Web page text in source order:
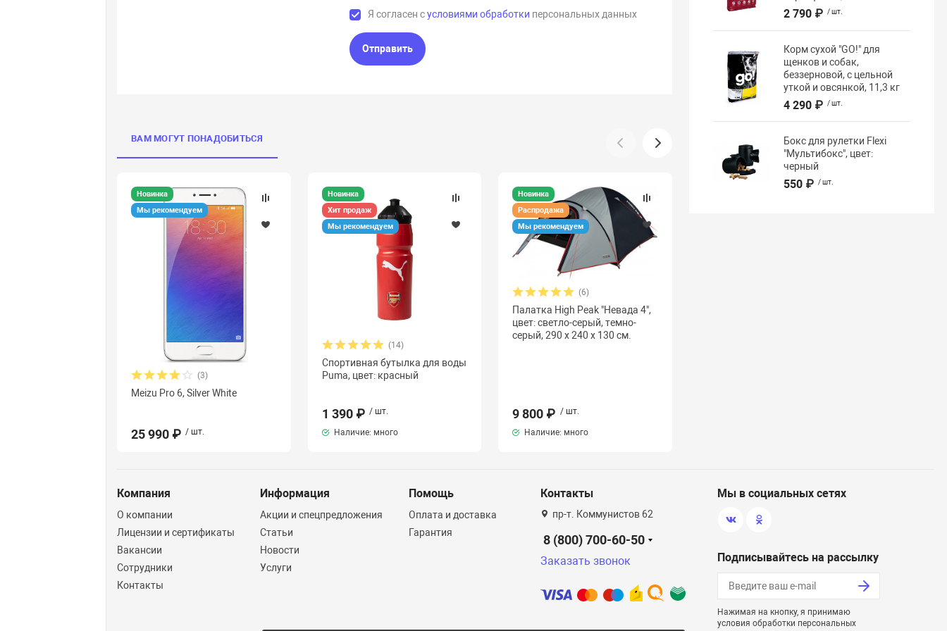
Я согласен сусловиями обработки персональных данных
Отправить
ВАМ МОГУТ ПОНАДОБИТЬСЯ
Новинка
Мы рекомендуем
(3)
Meizu Pro 6, Silver White
25 990 ₽ / шт.
Новинка
Хит продаж
Мы рекомендуем
(14)
Спортивная бутылка для воды
Puma, цвет: красный
1 390 ₽ / шт.
Наличие: много
Новинка
Распродажа
Мы рекомендуем
(6)
Палатка High Peak "Невада 4",
цвет: светло-серый, темно-
серый, 290 х 240 х 130 см.
9 800 ₽ / шт.
Наличие: много
2 790 ₽ / шт.
Корм сухой "GO!" для
щенков и собак,
беззерновой, с цельной
уткой и овсянкой, 11,3 кг
4 290 ₽ / шт.
Бокс для рулетки Flexi
"Мультибокс", цвет:
черный
550 ₽ / шт.
Компания
О компании
Лицензии и сертификаты
Вакансии
Сотрудники
Контакты
Информация
Акции и спецпредложения
Статьи
Новости
Услуги
Помощь
Оплата и доставка
Гарантия
Контакты
пр-т. Коммунистов 62
8 (800) 700-60-50
Заказать звонок
Мы в социальных сетях
Подписывайтесь на рассылку
Нажимая на кнопку, я принимаю
условия обработки персональных